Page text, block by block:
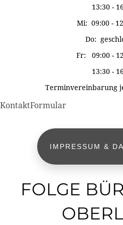
13:30 -
Mi: 09:00 -
Do:
Fr: 09:00 -
13:30 -
Terminvereinbarung
KontaktFormular
IMPRESSUM &
FOLGE